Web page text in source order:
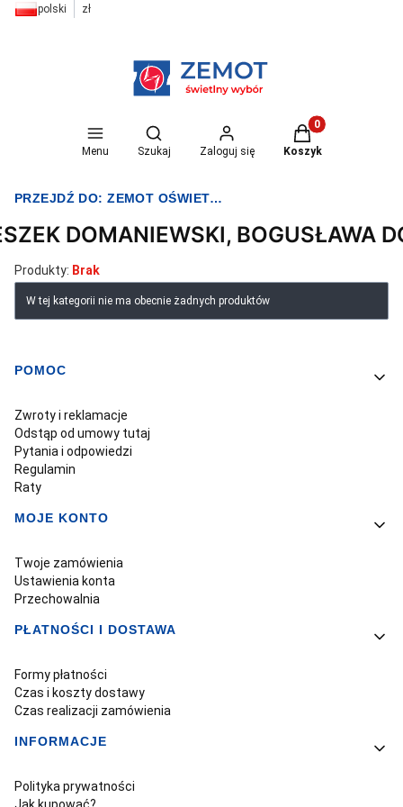
polski zł
Menu
Otwórz wyszukiwarkę
Szukaj Zaloguj się
Produkty w
Koszyk
PRZEJDŹ DO:ZEMOT OŚWIETLENIE I ELEKTRYKA
DOMANIEWSKI, BOGUSŁAWA
Produkty: Brak
Lista produktów
W tej kategorii nie ma obecnie żadnych produktów
Linki w stopce
POMOC
Zwroty i reklamacje
Odstąp od umowy tutaj
Pytania i odpowiedzi
Regulamin
Raty
MOJE KONTO
Twoje zamówienia
Ustawienia konta
Przechowalnia
PŁATNOŚCI I DOSTAWA
Formy płatności
Czas i koszty dostawy
Czas realizacji zamówienia
INFORMACJE
Polityka prywatności